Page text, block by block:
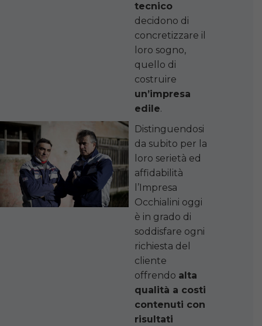
tecnico
decidono di
concretizzare il
loro sogno,
quello di
costruire
un’impresa
edile.
Distinguendosi
da subito per la
loro serietà ed
affidabilità
l’Impresa
Occhialini oggi
è in grado di
soddisfare ogni
richiesta del
cliente
offrendo alta
qualità a costi
contenuti con
risultati